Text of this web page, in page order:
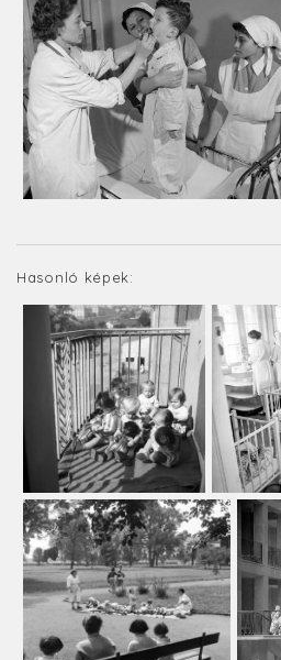
Hasonló képek: